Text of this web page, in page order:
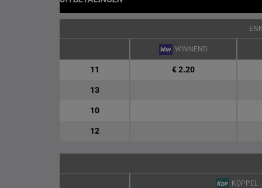
WINNEND
11 € 2.20
13
10
12
KOPPEL